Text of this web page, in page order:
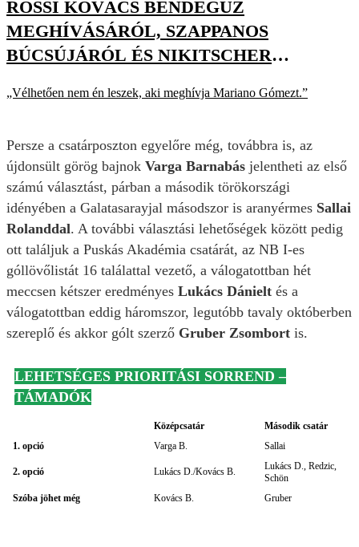
ROSSI KOVÁCS BENDEGÚZ
MEGHÍVÁSÁRÓL, SZAPPANOS
BÚCSÚJÁRÓL ÉS NIKITSCHER
TELKIBEN
„Vélhetően nem én leszek, aki meghívja Mariano Gómezt.”
Persze a csatárposzton egyelőre még, továbbra is, az
újdonsült görög bajnok Varga Barnabás jelentheti az első
számú választást, párban a második törökországi
idényében a Galatasarayjal másodszor is aranyérmes Sallai
Rolanddal. A további választási lehetőségek között pedig
ott találjuk a Puskás Akadémia csatárát, az NB I-es
góllövőlistát 16 találattal vezető, a válogatottban hét
meccsen kétszer eredményes Lukács Dánielt és a
válogatottban eddig háromszor, legutóbb tavaly októberben
szereplő és akkor gólt szerző Gruber Zsombort is.
Középcsatár
Második csatár
1. opció
Varga B. Sallai
2. opció Lukács D./Kovács B.
Lukács D., Redzic,
Schön
Szóba jöhet még
Kovács B. Gruber
LEHETSÉGES PRIORITÁSI SORREND –
TÁMADÓK